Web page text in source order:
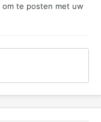
om te posten met uw